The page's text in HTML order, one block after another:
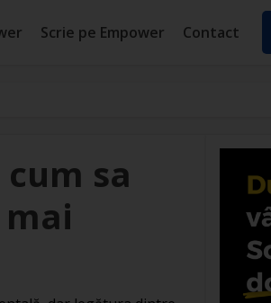
Scrie pe Empower Contact
sa